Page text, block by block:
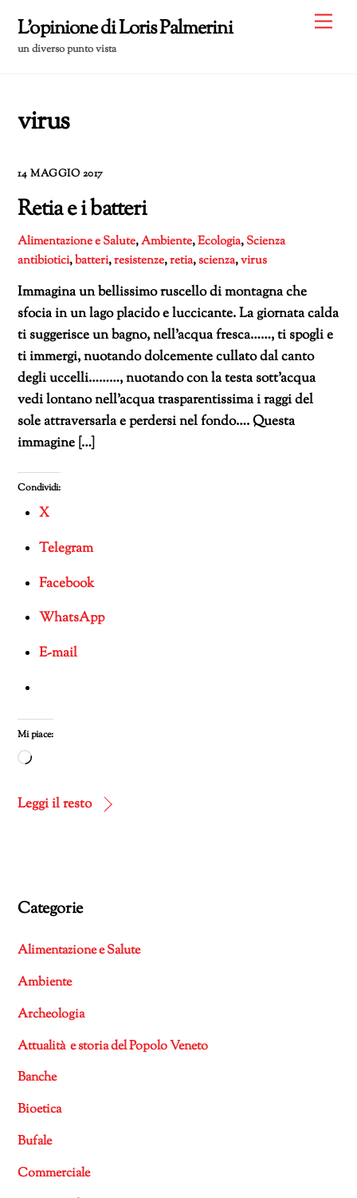
content
L'opinione di Loris Palmerini
un diverso punto vista
virus
14 MAGGIO 2017
Retia e i batteri
Alimentazione e Salute,Ambiente,Ecologia,Scienza
antibiotici,batteri,resistenze,retia,scienza,virus
Immagina un bellissimo ruscello di montagna che
sfocia in un lago placido e luccicante. La giornata calda
ti suggerisce un bagno, nell’acqua fresca……, ti spogli e
ti immergi, nuotando dolcemente cullato dal canto
degli uccelli………, nuotando con la testa sott’acqua
vedi lontano nell’acqua trasparentissima i raggi del
sole attraversarla e perdersi nel fondo…. Questa
immagine […]
Condividi:
X
Telegram
Facebook
WhatsApp
E-mail
Mi piace:
Caricamento
corso…
Leggi il resto
Categorie
Alimentazione e Salute
Ambiente
Archeologia
Attualità e storia del Popolo Veneto
Banche
Bioetica
Bufale
Commerciale